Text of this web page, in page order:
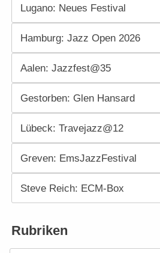
Lugano: Neues Festival
Hamburg: Jazz Open 2026
Aalen: Jazzfest@35
Gestorben: Glen Hansard
Lübeck: Travejazz@12
Greven: EmsJazzFestival
Steve Reich: ECM-Box
Rubriken